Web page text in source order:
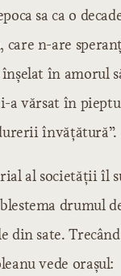
sa ca o
care n-are
în amorul
a vărsat în
învăţătură”.
al societăţii îl
drumul
din sate.
vede oraşul: